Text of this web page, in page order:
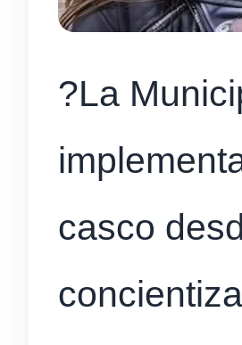
?La
casco